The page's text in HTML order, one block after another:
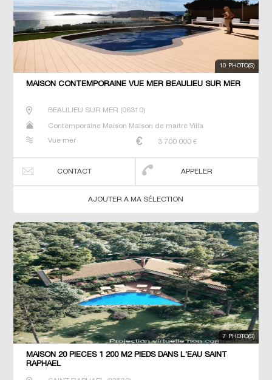
10 PHOTO(S)
MAISON CONTEMPORAINE VUE MER BEAULIEU SUR MER
BEAULIEU SUR MER (06310)
Contemporaine Maison Maison de maitre Villa
Vue mer 3 700 000 €
CONTACT APPELER
AJOUTER A MA SÉLECTION
7 PHOTO(S)
MAISON 20 PIECES 1 200 M2 PIEDS DANS L'EAU SAINT
RAPHAEL